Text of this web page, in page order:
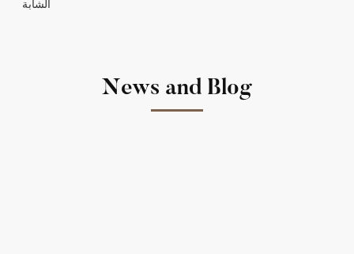
الشابة
News and Blog